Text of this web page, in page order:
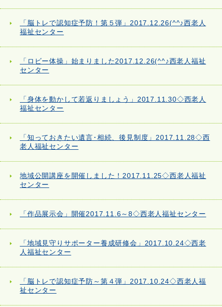
「脳トレで認知症予防！第５弾」2017.12.26(^^♪西老人
福祉センター
「ロビー体操」始まりました2017.12.26(^^♪西老人福祉
センター
「身体を動かして若返りましょう」2017.11.30◇西老人
福祉センター
「知っておきたい遺言･相続、後見制度」2017.11.28◇西
老人福祉センター
地域公開講座を開催しました！2017.11.25◇西老人福祉
センター
「作品展示会」開催2017.11.6～8◇西老人福祉センター
「地域見守りサポーター養成研修会」2017.10.24◇西老
人福祉センター
「脳トレで認知症予防～第４弾」2017.10.24◇西老人福
祉センター